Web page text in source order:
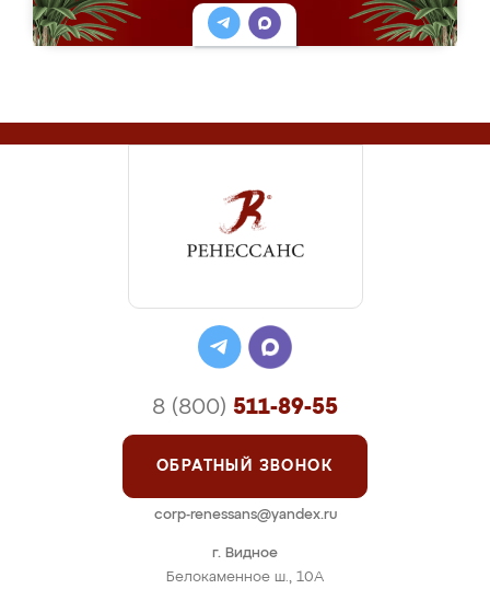
г. Видное
Белокаменное ш., 10А
8 (800) 511-89-55
ОБРАТНЫЙ ЗВОНОК
corp-renessans@yandex.ru